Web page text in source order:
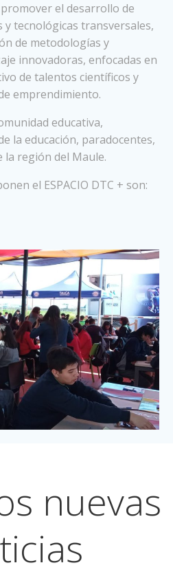
el desarrollo de
y tecnológicas transversales,
de metodologías y
innovadoras, enfocadas en
de talentos científicos y
emprendimiento.
educativa,
la educación, paradocentes,
la región del Maule.
el ESPACIO DTC + son:
nuevas